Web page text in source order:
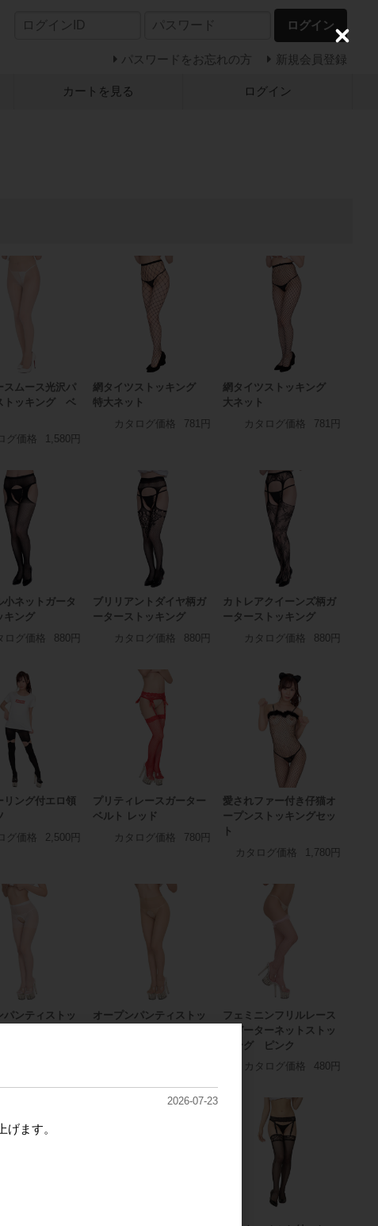
ログイン
パスワードをお忘れの方 新規会員登録
カートを見る ログイン
スムース光沢パ
トッキング ベ
グ価格
1,580円
網タイツストッキング
特大ネット
カタログ価格
781円
網タイツストッキング
大ネット
カタログ価格
781円
小ネットガータ
キング
ログ価格
880円
ブリリアントダイヤ柄ガ
ーターストッキング
カタログ価格
880円
カトレアクイーンズ柄ガ
ーターストッキング
カタログ価格
880円
リング付エロ領
グ価格
2,500円
プリティレースガーター
ベルト レッド
カタログ価格
780円
愛されファー付き仔猫オ
ープンストッキングセッ
ト
カタログ価格
1,780円
パンティストッ
オープンパンティストッ
フェミニンフリルレース
付ガーターネットストッ
キング ピンク
カタログ価格
480円
2026-07-23
ます。
C
l
o